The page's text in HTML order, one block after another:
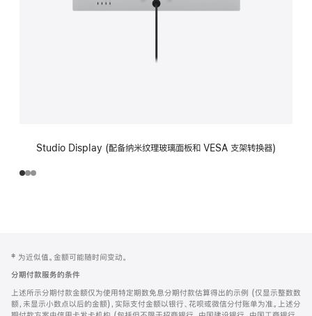
Studio Display (配备纳米纹理玻璃面板和 VESA 支架转换器)
页
页
脚
注
‡ 为近似值。金额可能随时间变动。
分期付款服务的条件
上述所示分期付款金额仅为使用特定期数免息分期付款估算得出的示例 (仅显示整数数
额，未显示小数点以后的金额)，实际支付金额以银行、花呗或微信分付账单为准。上述分